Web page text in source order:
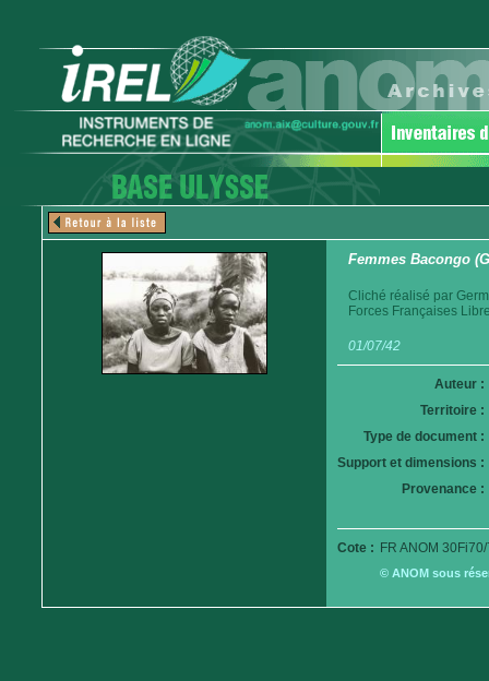
Femmes Bacongo
Cliché réalisé par
Forces Françaises
01/07/42
Auteur :
Territoire :
Type de document :
Support et dimensions :
Provenance :
Cote : FR ANOM
© ANOM sous